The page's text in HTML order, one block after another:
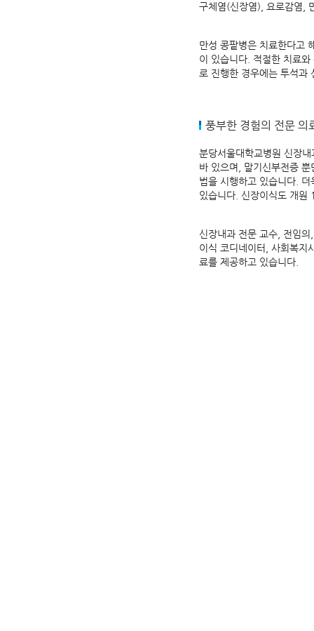
구체염(신장염), 요로감염,
만성 콩팥병은 치료한다고
이 있습니다. 적절한 치료
로 진행한 경우에는 투석과
풍부한 경험의 전문 의
분당서울대학교병원 신장
바 있으며, 말기신부전증
법을 시행하고 있습니다.
있습니다. 신장이식도 개원
신장내과 전문 교수, 전임
이식 코디네이터, 사회복지
료를 제공하고 있습니다.